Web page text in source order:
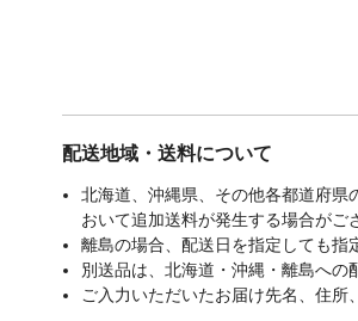
配送地域・送料について
北海道、沖縄県、その他各都道府県
おいて追加送料が発生する場合がご
離島の場合、配送日を指定しても指
別送品は、北海道・沖縄・離島への
ご入力いただいたお届け先名、住所